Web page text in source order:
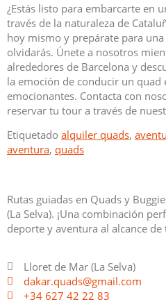
¿Estás listo para embarcarte en
través de la naturaleza de
hoy mismo y prepárate para
olvidarás. Únete a nosotros
alrededores de Barcelona y
la emoción de conducir un quad
emocionantes. Contacta con
reservar tu tour a través de
Etiquetado alquiler quads,
aventura, quads
Rutas guiadas en Quads y
(La Selva). ¡Una combinación
deporte y aventura al alcance de
Lloret de Mar (La Selva)
dakar.quads@gmail.com
+34 627 42 22 83